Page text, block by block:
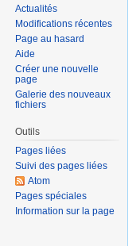
Actualités
Modifications récentes
Page au hasard
Aide
Créer une nouvelle
page
Galerie des nouveaux
fichiers
Outils
Pages liées
Suivi des pages liées
Atom
Pages spéciales
Information sur la page